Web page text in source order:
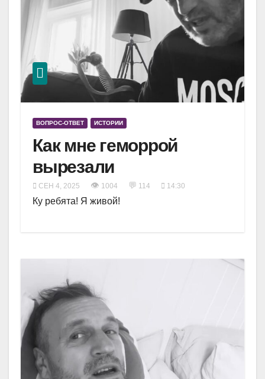
ВОПРОС-ОТВЕТ ИСТОРИИ
Как мне геморрой
вырезали
СЕН 4, 2025 👁 1004 💬 114 14:30
Ку ребята! Я живой!